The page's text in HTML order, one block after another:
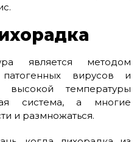
является методом
вирусов и
температуры
система, а многие
и размножаться.